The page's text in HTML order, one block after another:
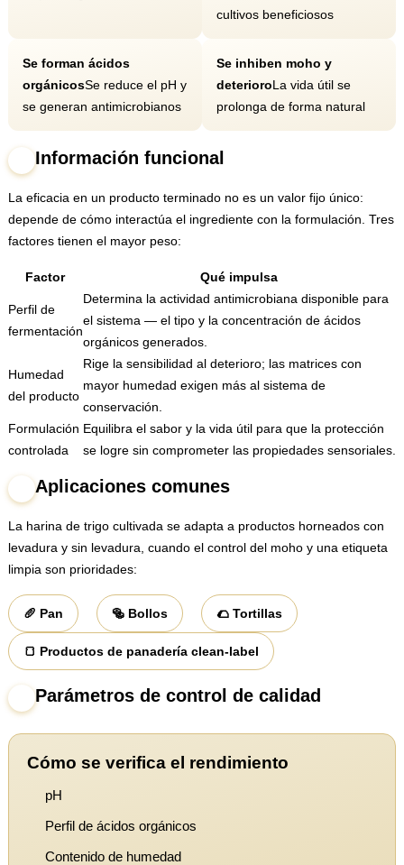
cultivos beneficiosos
Se forman ácidos
orgánicosSe reduce el pH y
se generan antimicrobianos
Se inhiben moho y
deterioroLa vida útil se
prolonga de forma natural
Información funcional
La eficacia en un producto terminado no es un valor fijo único:
depende de cómo interactúa el ingrediente con la formulación. Tres
factores tienen el mayor peso:
Factor Qué impulsa
Perfil de
fermentación
Determina la actividad antimicrobiana disponible para
el sistema — el tipo y la concentración de ácidos
orgánicos generados.
Humedad
del producto
Rige la sensibilidad al deterioro; las matrices con
mayor humedad exigen más al sistema de
conservación.
Formulación
controlada
Equilibra el sabor y la vida útil para que la protección
se logre sin comprometer las propiedades sensoriales.
Aplicaciones comunes
La harina de trigo cultivada se adapta a productos horneados con
levadura y sin levadura, cuando el control del moho y una etiqueta
limpia son prioridades:
🥖 Pan 🥯 Bollos 🌮 Tortillas
🍞 Productos de panadería clean-label
Parámetros de control de calidad
Cómo se verifica el rendimiento
pH
Perfil de ácidos orgánicos
Contenido de humedad